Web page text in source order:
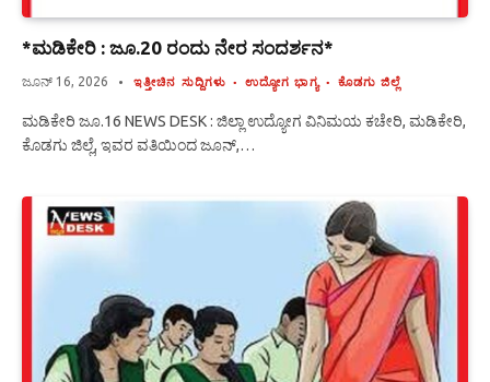
*ಮಡಿಕೇರಿ : ಜೂ.20 ರಂದು ನೇರ ಸಂದರ್ಶನ*
ಜೂನ್ 16, 2026 ಇತ್ತೀಚಿನ ಸುದ್ದಿಗಳು ಉದ್ಯೋಗ ಭಾಗ್ಯ ಕೊಡಗು ಜಿಲ್ಲೆ
ಮಡಿಕೇರಿ ಜೂ.16 NEWS DESK : ಜಿಲ್ಲಾ ಉದ್ಯೋಗ ವಿನಿಮಯ ಕಚೇರಿ, ಮಡಿಕೇರಿ,
ಕೊಡಗು ಜಿಲ್ಲೆ, ಇವರ ವತಿಯಿಂದ ಜೂನ್,…